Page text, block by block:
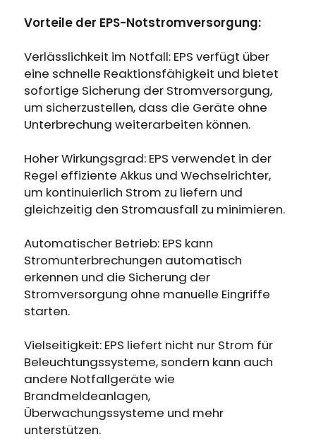
Vorteile der EPS-Notstromversorgung:
Verlässlichkeit im Notfall: EPS verfügt über
eine schnelle Reaktionsfähigkeit und bietet
sofortige Sicherung der Stromversorgung,
um sicherzustellen, dass die Geräte ohne
Unterbrechung weiterarbeiten können.
Hoher Wirkungsgrad: EPS verwendet in der
Regel effiziente Akkus und Wechselrichter,
um kontinuierlich Strom zu liefern und
gleichzeitig den Stromausfall zu minimieren.
Automatischer Betrieb: EPS kann
Stromunterbrechungen automatisch
erkennen und die Sicherung der
Stromversorgung ohne manuelle Eingriffe
starten.
Vielseitigkeit: EPS liefert nicht nur Strom für
Beleuchtungssysteme, sondern kann auch
andere Notfallgeräte wie
Brandmeldeanlagen,
Überwachungssysteme und mehr
unterstützen.